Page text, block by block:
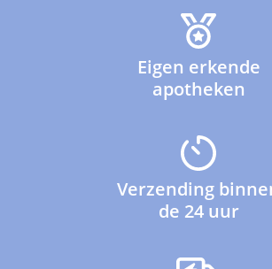
Eigen erkende
apotheken
Verzending
de 24 uur